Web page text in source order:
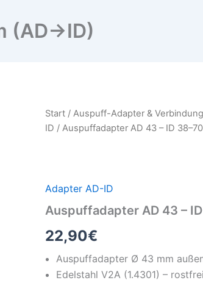
(AD→ID)
Start /Auspuff-Adapter &
ID / Auspuffadapter AD 43 – ID
Adapter AD-ID
Auspuffadapter AD 43 –
22,90€
Auspuffadapter Ø 43 mm
Edelstahl V2A (1.4301) –
Auspuffadapter
AD
70
(AD→ID)